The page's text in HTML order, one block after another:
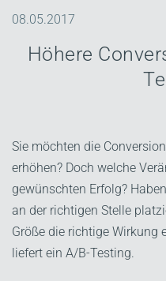
08.05.2017
Höhere
Sie möchten die
erhöhen? Doch welche
gewünschten Erfolg?
an der richtigen Stelle
Größe die richtige Wirkung
liefert ein A/B-Testing.